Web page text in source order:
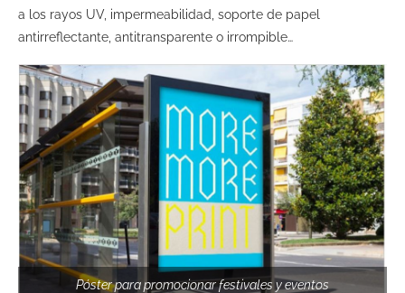
a los rayos UV, impermeabilidad, soporte de papel
antirreflectante, antitransparente o irrompible…
Póster para promocionar festivales y eventos